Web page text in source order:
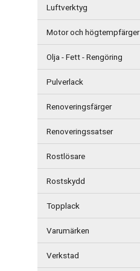
Luftverktyg
Motor och högtempfärger
Olja - Fett - Rengöring
Pulverlack
Renoveringsfärger
Renoveringssatser
Rostlösare
Rostskydd
Topplack
Varumärken
Verkstad